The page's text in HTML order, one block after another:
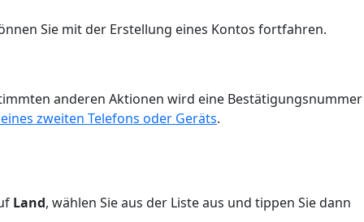
Sie mit der Erstellung eines Kontos fortfahren.
anderen Aktionen wird eine Bestätigungsnummer
zweiten Telefons oder Geräts.
Land, wählen Sie aus der Liste aus und tippen Sie dann